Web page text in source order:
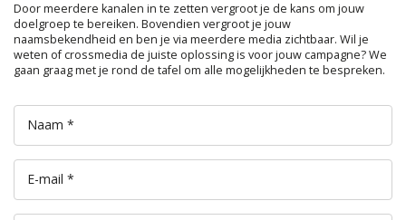
Door meerdere kanalen in te zetten vergroot je de kans om jouw
doelgroep te bereiken. Bovendien vergroot je jouw
naamsbekendheid en ben je via meerdere media zichtbaar. Wil je
weten of crossmedia de juiste oplossing is voor jouw campagne? We
gaan graag met je rond de tafel om alle mogelijkheden te bespreken.
Naam *
E-mail *